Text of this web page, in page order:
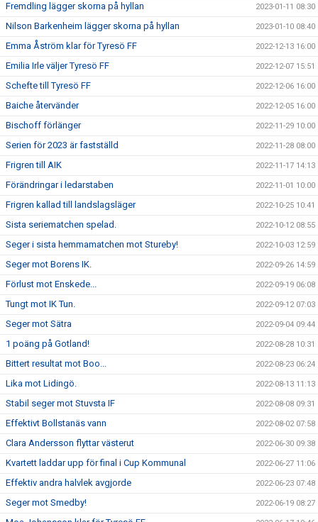
Fremdling lägger skorna på hyllan 2023-01-11 08:30
Nilson Barkenheim lägger skorna på hyllan 2023-01-10 08:40
Emma Åström klar för Tyresö FF 2022-12-13 16:00
Emilia Irle väljer Tyresö FF 2022-12-07 15:51
Schefte till Tyresö FF 2022-12-06 16:00
Baiche återvänder 2022-12-05 16:00
Bischoff förlänger 2022-11-29 10:00
Serien för 2023 är fastställd 2022-11-28 08:00
Frigren till AIK 2022-11-17 14:13
Förändringar i ledarstaben 2022-11-01 10:00
Frigren kallad till landslagsläger 2022-10-25 10:41
Sista seriematchen spelad. 2022-10-12 08:55
Seger i sista hemmamatchen mot Stureby! 2022-10-03 12:59
Seger mot Borens IK. 2022-09-26 14:59
Förlust mot Enskede... 2022-09-19 06:08
Tungt mot IK Tun. 2022-09-12 07:03
Seger mot Sätra 2022-09-04 09:44
1 poäng på Gotland! 2022-08-28 10:31
Bittert resultat mot Boo... 2022-08-23 06:24
Lika mot Lidingö. 2022-08-13 11:13
Stabil seger mot Stuvsta IF 2022-08-08 09:31
Effektivt Bollstanäs vann 2022-08-02 07:58
Clara Andersson flyttar västerut 2022-06-30 09:38
Kvartett laddar upp för final i Cup Kommunal 2022-06-27 11:06
Effektiv andra halvlek avgjorde 2022-06-23 07:48
Seger mot Smedby! 2022-06-19 08:27